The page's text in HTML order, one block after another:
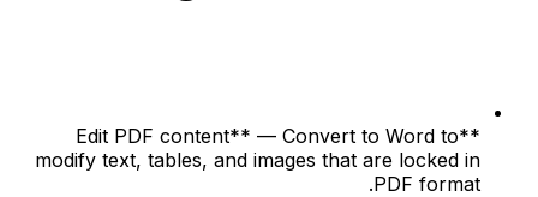
**Edit PDF content** — Convert to Word to
modify text, tables, and images that are locked in
PDF format.